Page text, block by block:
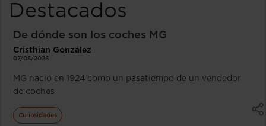
Destacados
De dónde son los coches MG
Cristhian González
07/08/2026
MG nació en 1924 como un pasatiempo de un vendedor
de coches
Curiosidades